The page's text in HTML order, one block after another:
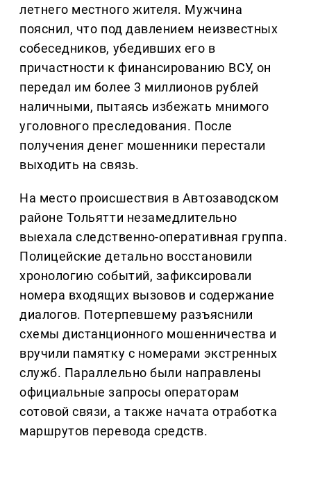
летнего местного жителя. Мужчина
пояснил, что под давлением неизвестных
собеседников, убедивших его в
причастности к финансированию ВСУ, он
передал им более 3 миллионов рублей
наличными, пытаясь избежать мнимого
уголовного преследования. После
получения денег мошенники перестали
выходить на связь.
На место происшествия в Автозаводском
районе Тольятти незамедлительно
выехала следственно-оперативная группа.
Полицейские детально восстановили
хронологию событий, зафиксировали
номера входящих вызовов и содержание
диалогов. Потерпевшему разъяснили
схемы дистанционного мошенничества и
вручили памятку с номерами экстренных
служб. Параллельно были направлены
официальные запросы операторам
сотовой связи, а также начата отработка
маршрутов перевода средств.